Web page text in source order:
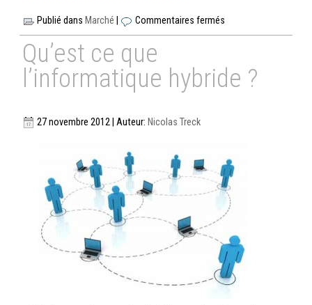
Publié dans Marché Commentaires fermés
Qu’est ce que
l’informatique hybride ?
27 novembre 2012 | Auteur: Nicolas Treck